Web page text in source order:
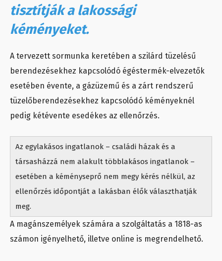
tisztítják a lakossági
kéményeket.
A tervezett sormunka keretében a szilárd tüzelésű
berendezésekhez kapcsolódó égéstermék-elvezetők
esetében évente, a gázüzemű és a zárt rendszerű
tüzelőberendezésekhez kapcsolódó kéményeknél
pedig kétévente esedékes az ellenőrzés.
Az egylakásos ingatlanok – családi házak és a
társasházzá nem alakult többlakásos ingatlanok –
esetében a kéményseprő nem megy kérés nélkül, az
ellenőrzés időpontját a lakásban élők választhatják
meg.
A magánszemélyek számára a szolgáltatás a 1818-as
számon igényelhető, illetve online is megrendelhető.